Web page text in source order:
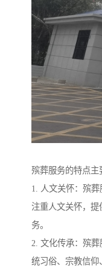
殡葬服务的特点主
1. 人文关怀：殡葬
注重人文关怀，提
务。
2. 文化传承：殡
统习俗、宗教信仰